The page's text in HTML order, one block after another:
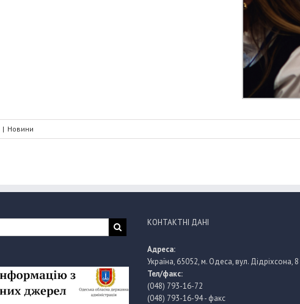
| Новини
КОНТАКТНІ ДАНІ
Адреса:
Україна, 65052, м. Одеса, вул. Дідріхсона, 8
Тел/факс:
(048) 793-16-72
(048) 793-16-94 - факс